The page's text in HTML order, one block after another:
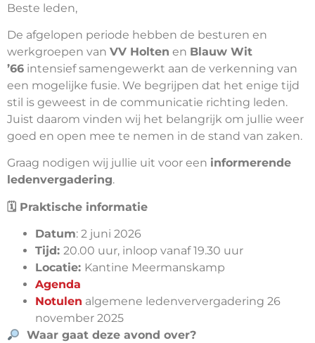
Beste leden,
De afgelopen periode hebben de besturen en
werkgroepen van VV Holten en Blauw Wit
’66 intensief samengewerkt aan de verkenning van
een mogelijke fusie. We begrijpen dat het enige tijd
stil is geweest in de communicatie richting leden.
Juist daarom vinden wij het belangrijk om jullie weer
goed en open mee te nemen in de stand van zaken.
Graag nodigen wij jullie uit voor een informerende
ledenvergadering.
🗓 ️ Praktische informatie
Datum: 2 juni 2026
Tijd: 20.00 uur, inloop vanaf 19.30 uur
Locatie: Kantine Meermanskamp
Agenda
Notulen algemene ledenververgadering 26
november 2025
Waar gaat deze avond over?